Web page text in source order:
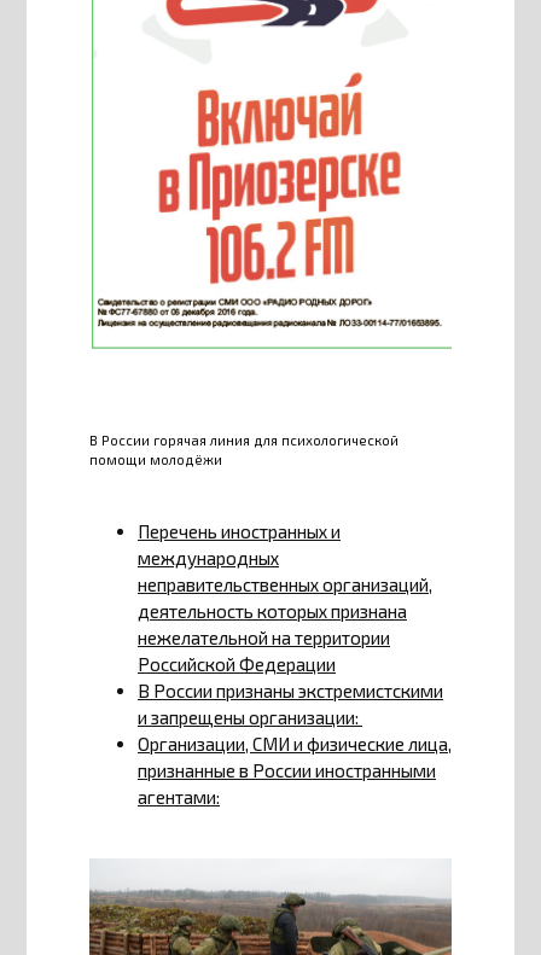
В России горячая линия для психологической
помощи молодёжи
Перечень иностранных и
международных
неправительственных организаций,
деятельность которых признана
нежелательной на территории
Российской Федерации
В России признаны экстремистскими
и запрещены организации:
Организации, СМИ и физические лица,
признанные в России иностранными
агентами: